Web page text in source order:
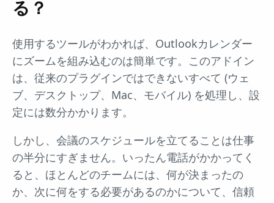
る？
使用するツールがわかれば、Outlookカレンダー
にズームを組み込むのは簡単です。このアドイン
は、従来のプラグインではできないすべて (ウェ
ブ、デスクトップ、Mac、モバイル) を処理し、設
定には数分かかります。
しかし、会議のスケジュールを立てることは仕事
の半分にすぎません。いったん電話がかかってく
ると、ほとんどのチームには、何が決まったの
か、次に何をする必要があるのかについて、信頼